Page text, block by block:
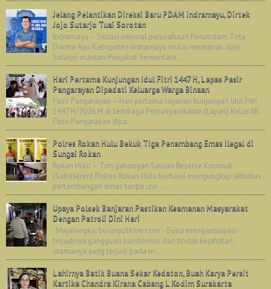
Jelang Pelantikan Direksi Baru PDAM Indramayu, Dirtek
Jojo Sutarjo Tuai Sorotan
Indramayu – Situasi internal perusahaan Perumdam Tirta
Darma Ayu Kabupaten Indramayu mulai memanas. Jojo
Sutarjo, mantan Penjabat Sementara ...
Hari Pertama Kunjungan Idul Fitri 1447 H, Lapas Pasir
Pangarayan Dipadati Keluarga Warga Binaan
Pasir Pangarayan – Hari pertama layanan kunjungan Idul Fitri
1447 H/2026 M di Lembaga Pemasyarakatan (Lapas) Kelas IIB
Pasir Pangarayan dipa...
Polres Rokan Hulu Bekuk Tiga Penambang Emas Ilegal di
Sungai Rokan
Rokan Hulu – Tim gabungan Satuan Reserse Kriminal
(Satreskrim) Polres Rokan Hulu berhasil mengungkap aktivitas
pertambangan emas tanpa izin ...
Upaya Polsek Banjaran Pastikan Keamanan Masyarakat
Dengan Patroli Dini Hari
Majalengka, buserpolkrim.com - Guna mengantisipasi
terjadinya gangguan kamtibmas dan tindak kejahatan
utamanya yang terjadi pada m...
Lahirnya Batik Buana Sekar Kedaton, Buah Karya Persit
Kartika Chandra Kirana Cabang L Kodim Surakarta